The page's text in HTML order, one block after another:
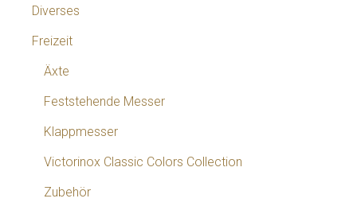
Diverses
Freizeit
Äxte
Feststehende Messer
Klappmesser
Victorinox Classic Colors Collection
Zubehör